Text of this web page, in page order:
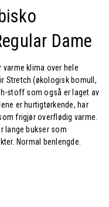
Dame
klima over hele
Stretch (økologisk bomull,
stoff som også er laget av
er hurtigtørkende, har
frigjør overflødig varme.
lange bukser som
Normal benlengde.